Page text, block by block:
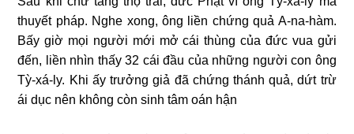
thuyết pháp. Nghe xong, ông liền chứng quả A-na-hàm.
Bấy giờ mọi người mới mở cái thùng của đức vua gửi
đến, liền nhìn thấy 32 cái đầu của những người con ông
Tỳ-xá-ly. Khi ấy trưởng giả đã chứng thánh quả, dứt trừ
ái dục nên không còn sinh tâm oán hận